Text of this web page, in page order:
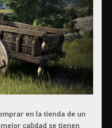
en la tienda de un
calidad se tienen